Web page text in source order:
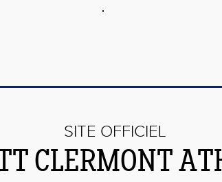
SITE OFFICIEL
CLERMONT